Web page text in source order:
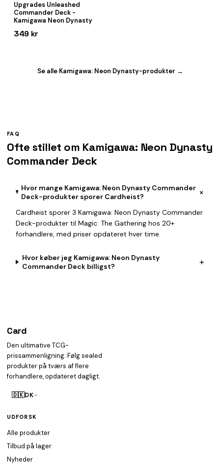
Upgrades Unleashed
Commander Deck -
Kamigawa Neon Dynasty
349 kr
Se alle Kamigawa: Neon Dynasty-produkter →
FAQ
Ofte stillet om Kamigawa: Neon Dynasty
Commander Deck
Hvor mange Kamigawa: Neon Dynasty Commander
Deck-produkter sporer Cardheist?
+
Cardheist sporer 3 Kamigawa: Neon Dynasty Commander
Deck-produkter til Magic: The Gathering hos 20+
forhandlere, med priser opdateret hver time.
Hvor køber jeg Kamigawa: Neon Dynasty
Commander Deck billigst?
+
Card
Den ultimative TCG-
prissammenligning. Følg sealed
produkter på tværs af flere
forhandlere, opdateret dagligt.
🇩🇰DK
UDFORSK
Alle produkter
Tilbud på lager
Nyheder